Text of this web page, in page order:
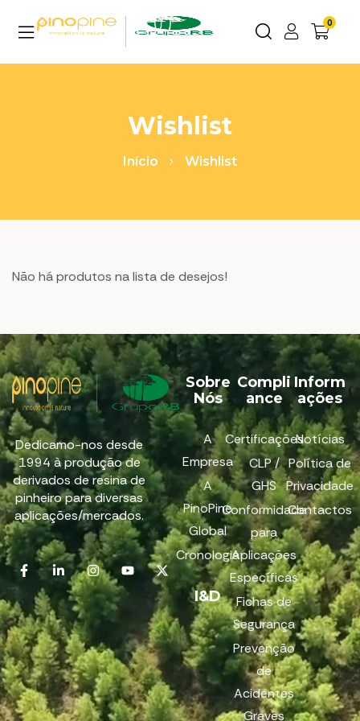
0
Wishlist
Início Wishlist
Não há produtos na lista de desejos!
Dedicamo-nos desde
1994 à produção de
derivados de resina de
pinheiro para diversas
aplicações/mercados.
Sobre
Nós
A
Empresa
A
PinoPine
Global
Cronologia
I&D
Compli
ance
Certificações
CLP /
GHS
Conformidade
para
Aplicações
Específicas
Fichas de
Segurança
Prevenção
de
Acidentes
Graves
Inform
ações
Notícias
Política de
Privacidade
Contactos